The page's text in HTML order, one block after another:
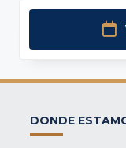
DONDE